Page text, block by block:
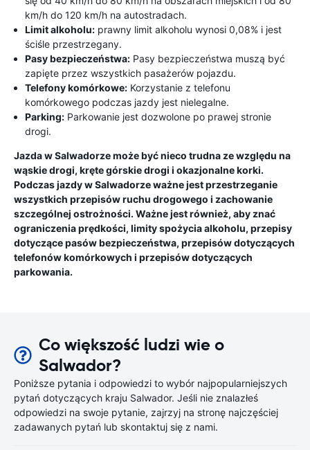
km/h do 120 km/h na autostradach.
Limit alkoholu: prawny limit alkoholu wynosi 0,08% i jest
ściśle przestrzegany.
Pasy bezpieczeństwa: Pasy bezpieczeństwa muszą być
zapięte przez wszystkich pasażerów pojazdu.
Telefony komórkowe: Korzystanie z telefonu
komórkowego podczas jazdy jest nielegalne.
Parking: Parkowanie jest dozwolone po prawej stronie
drogi.
Jazda w Salwadorze może być nieco trudna ze względu na
wąskie drogi, kręte górskie drogi i okazjonalne korki.
Podczas jazdy w Salwadorze ważne jest przestrzeganie
wszystkich przepisów ruchu drogowego i zachowanie
szczególnej ostrożności. Ważne jest również, aby znać
ograniczenia prędkości, limity spożycia alkoholu, przepisy
dotyczące pasów bezpieczeństwa, przepisów dotyczących
telefonów komórkowych i przepisów dotyczących
parkowania.
Co większość ludzi wie o
Salwador?
Poniższe pytania i odpowiedzi to wybór najpopularniejszych
pytań dotyczących kraju Salwador. Jeśli nie znalazłeś
odpowiedzi na swoje pytanie, zajrzyj na stronę najczęściej
zadawanych pytań lub skontaktuj się z nami.